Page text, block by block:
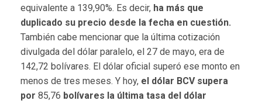
equivalente a 139,90%. Es decir, ha más que
duplicado su precio desde la fecha en cuestión.
También cabe mencionar que la última cotización
divulgada del dólar paralelo, el 27 de mayo, era de
142,72 bolívares. El dólar oficial superó ese monto en
menos de tres meses. Y hoy, el dólar BCV supera
por 85,76 bolívares la última tasa del dólar